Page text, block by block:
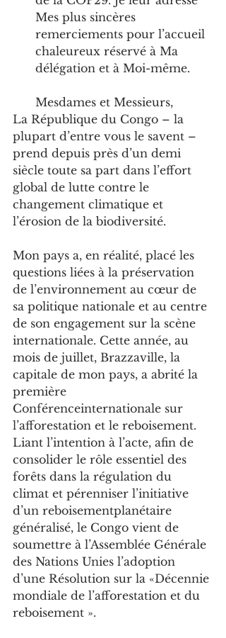
Mes plus sincères
remerciements pour l’accueil
chaleureux réservé à Ma
délégation et à Moi-même.
Mesdames et Messieurs,
La République du Congo – la
plupart d’entre vous le savent –
prend depuis près d’un demi
siècle toute sa part dans l’effort
global de lutte contre le
changement climatique et
l’érosion de la biodiversité.
Mon pays a, en réalité, placé les
questions liées à la préservation
de l’environnement au cœur de
sa politique nationale et au centre
de son engagement sur la scène
internationale. Cette année, au
mois de juillet, Brazzaville, la
capitale de mon pays, a abrité la
première
Conférenceinternationale sur
l’afforestation et le reboisement.
Liant l’intention à l’acte, afin de
consolider le rôle essentiel des
forêts dans la régulation du
climat et pérenniser l’initiative
d’un reboisementplanétaire
généralisé, le Congo vient de
soumettre à l’Assemblée Générale
des Nations Unies l’adoption
d’une Résolution sur la «Décennie
mondiale de l’afforestation et du
reboisement ».